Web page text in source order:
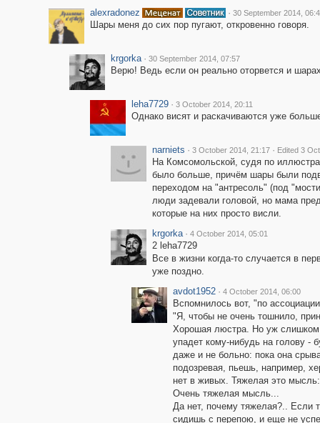
alexradonez · 30 September 2014,
Шары меня до сих пор пугают, откровенно говоря.
krgorka · 30 September 2014, 07:57
Верю! Ведь если он реально оторвется и
leha7729 · 3 October 2014, 20:11
Однако висят и раскачиваются уже
narniets · 3 October 2014, 21:17 · Edited 3
На Комсомольской, судя по
было больше, причём шары были
переходом на "антресоль" (под
люди задевали головой, но мама
которые на них просто висли.
krgorka · 4 October 2014, 05:01
2 leha7729
Все в жизни когда-то случается в
уже поздно.
avdot1952 · 4 October 2014, 06:00
Вспомнилось вот, "по
"Я, чтобы не очень тошнило,
Хорошая люстра. Но уж слишком
упадет кому-нибудь на голову -
даже и не больно: пока она
подозревая, пьешь, например,
нет в живых. Тяжелая это
Очень тяжелая мысль...
Да нет, почему тяжелая?.. Если
сидишь с перепою, и еще не